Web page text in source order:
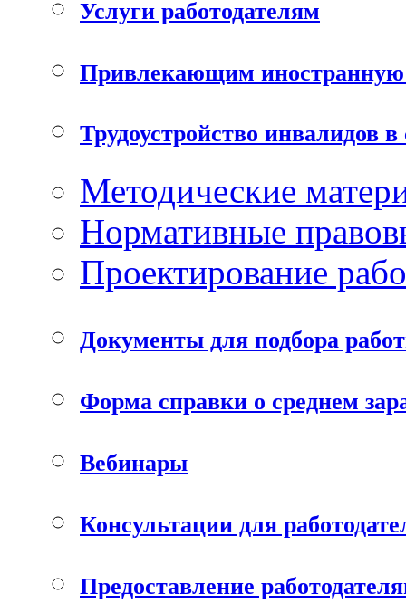
Услуги работодателям
Привлекающим иностранную
Трудоустройство инвалидов
Методические
Нормативные
Проектирование
Документы для подбора
Форма справки о среднем
Вебинары
Консультации для
Предоставление